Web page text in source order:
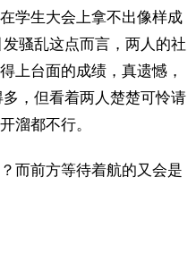
学生大会上拿不出像样成
骚乱这点而言，两人的社
上台面的成绩，真遗憾，
，但看着两人楚楚可怜请
溜都不行。
而前方等待着航的又会是